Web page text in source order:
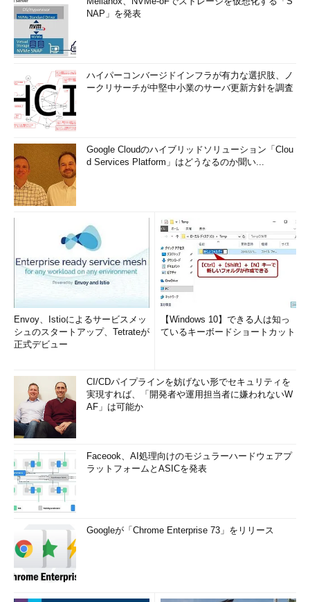
縮小版の使用を抑制するためのポリシー設定
OSやSPのレベルなどによって使用されるポリシーが異なる
ので、念のためにまとめて全部有効にしておこう。
（1）
縮小版を利用するかどうかは、ユーザーごとの設定
なので、これを選択する。
（2）これを選択する。
共有フォルダにおける縮小表示を無効にする。
共有フォルダにおけるThumbs.dbファイルの使用
を抑制する。
（6）縮小表示の画像のキャッシュをオフにする。
右側にいくつかのポリシーが表示されているが、縮小表示に関
する設定が4つほどある（OSやSPなどで利用されるポリシーが
異なる）ので、念のために、それらを全部「有効」にしておこ
ポリシー
設定
意味
［縮小表示
てアイコン
のみを表示
する］
能。HKEY_CURRENT_USERの
Software\Microsoft\Windows\CurrentVersion\Policiesにある
Explorer\DisableThumbnailsというレジストリ値に相当。存在
の設定を有効にすると、パフォーマンス・オプションの「アイコ
［ネットワ
ーク フォル
ダーで縮小
表示を無効
共有フォルダ（ネットワーク・フォルダ）に対して、エクスプロ
ーラにおける縮小表示やキャッシュの作成を無効にする。
Windows Vista／Windows Server 2008以降でのみ利用可能。
DisableThumbnailsOnNetworkFoldersというレジストリ値に相
NAP」を発表
ハイパーコンバージドインフラが有力な選択肢、ノ
ークリサーチが中堅中小業のサーバ更新方針を調査
Google Cloudのハイブリッドソリューション「Clou
d Services Platform」はどうなるのか聞い...
Envoy、Istioによるサービスメッ
シュのスタートアップ、Tetrateが
正式デビュー
【Windows 10】できる人は知っ
ているキーボードショートカット
CI/CDパイプラインを妨げない形でセキュリティを
実現すれば、「開発者や運用担当者に嫌われないW
AF」は可能か
Faceook、AI処理向けのモジュラーハードウェアプ
ラットフォームとASICを発表
Googleが「Chrome Enterprise 73」をリリース